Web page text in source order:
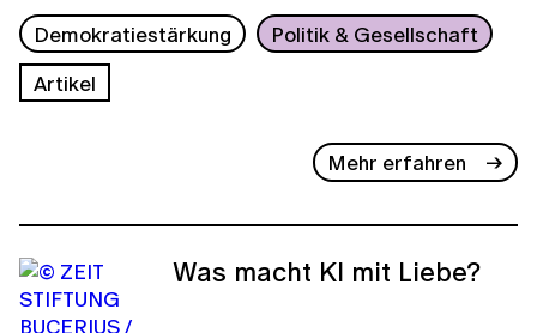
Demokratiestärkung
Politik & Gesellschaft
Artikel
Mehr erfahren
Was macht KI mit Liebe?